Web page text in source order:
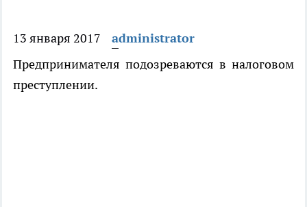
13 января 2017
administrator
Предпринимателя подозреваются в налоговом
преступлении.